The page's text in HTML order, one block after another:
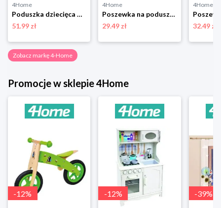
4Home
Poduszka dziecięca Tlapková Patrola, 40 x 40 cm 4-Home
51.99 zł
4Home
Poszewka na poduszkę Happy check beżowo-czarny, 45 x 45 cm 4-Home
29.49 zł
4Home
32.49 zł
Zobacz markę 4-Home
Promocje w sklepie 4Home
-12% -12% -39%